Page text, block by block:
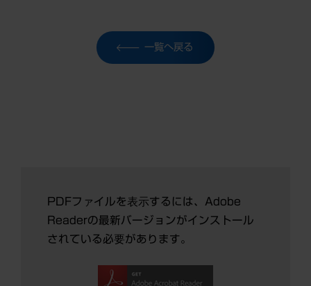
一覧へ戻る
PDFファイルを表示するには、Adobe
Readerの最新バージョンがインストール
されている必要があります。